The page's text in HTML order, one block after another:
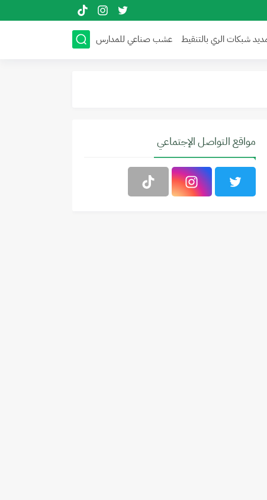
شبكات الري بالتنقيط عشب صناعي للمدارس
مواقع التواصل الإجتماعي